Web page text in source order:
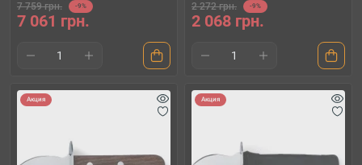
7 759 грн. -9%
7 061 грн.
2 272 грн. -9%
2 068 грн.
Акция Акция